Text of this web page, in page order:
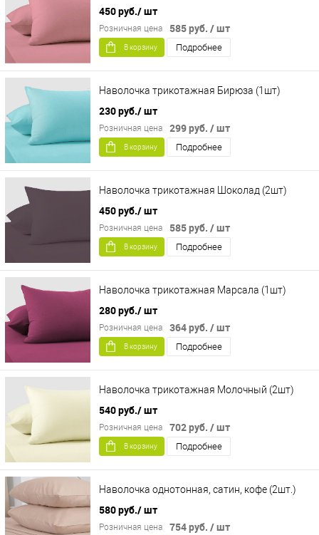
450 руб./ шт
585 руб. / шт
Розничная цена
В корзину Подробнее
Наволочка трикотажная Бирюза (1шт)
230 руб./ шт
299 руб. / шт
Розничная цена
В корзину Подробнее
Наволочка трикотажная Шоколад (2шт)
450 руб./ шт
585 руб. / шт
Розничная цена
В корзину Подробнее
Наволочка трикотажная Марсала (1шт)
280 руб./ шт
364 руб. / шт
Розничная цена
В корзину Подробнее
Наволочка трикотажная Молочный (2шт)
540 руб./ шт
702 руб. / шт
Розничная цена
В корзину Подробнее
Наволочка однотонная, сатин, кофе (2шт.)
580 руб./ шт
754 руб. / шт
Розничная цена